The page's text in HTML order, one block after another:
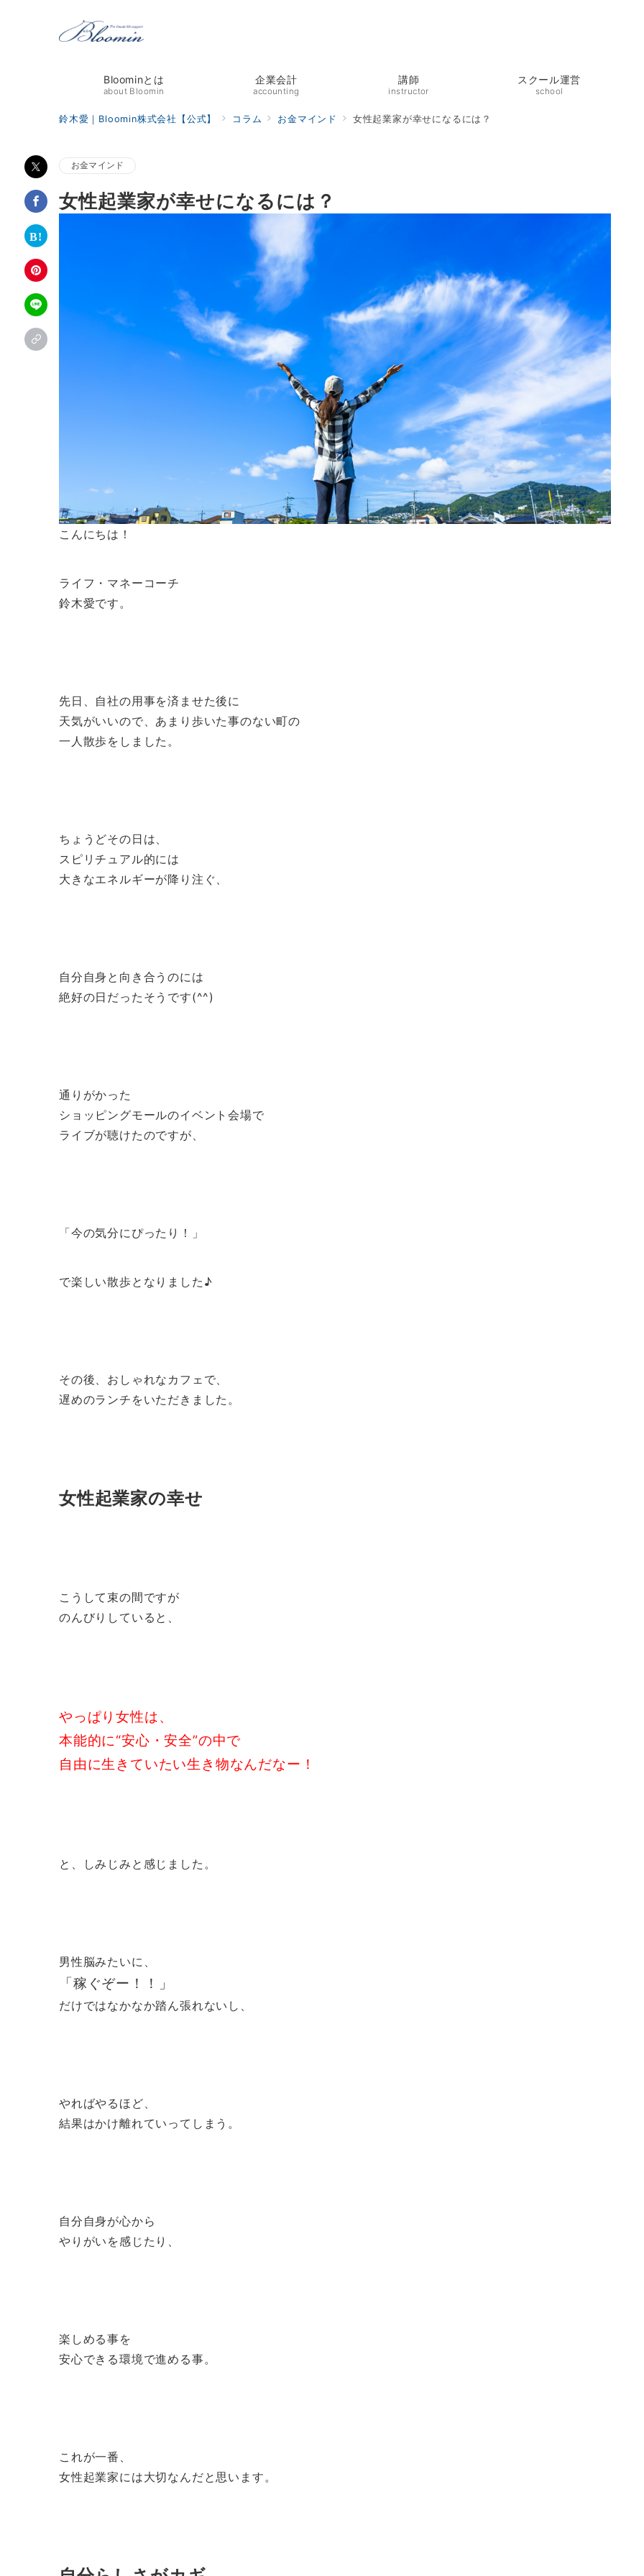
Bloominとは
about Bloomin
企業会計
accounting
講師
instructor
スクール運営
school
鈴木愛｜Bloomin株式会社【公式】 コラム お金マインド 女性起業家が幸せになるには？
お金マインド
女性起業家が幸せになるには？
こんにちは！
ライフ・マネーコーチ
鈴木愛です。
先日、自社の用事を済ませた後に
天気がいいので、 あまり歩いた事のない町の
一人散歩をしました。
ちょうどその日は、
スピリチュアル的には
大きなエネルギーが降り注ぐ、
自分自身と向き合うのには
絶好の日だったそうです(^^)
通りがかった
ショッピングモールのイベント会場で
ライブが聴けたのですが、
「今の気分にぴったり！」
で楽しい散歩となりました♪
その後、おしゃれなカフェで、
遅めのランチをいただきました。
女性起業家の幸せ
こうして束の間ですが
のんびりしていると、
やっぱり女性は、
本能的に“安心・安全”の中で
自由に生きていたい生き物なんだなー！
と、しみじみと感じました。
男性脳みたいに、
「稼ぐぞー！！」
だけではなかなか踏ん張れないし、
やればやるほど、
結果はかけ離れていってしまう。
自分自身が心から
やりがいを感じたり、
楽しめる事を
安心できる環境で進める事。
これが一番、
女性起業家には大切なんだと思います。